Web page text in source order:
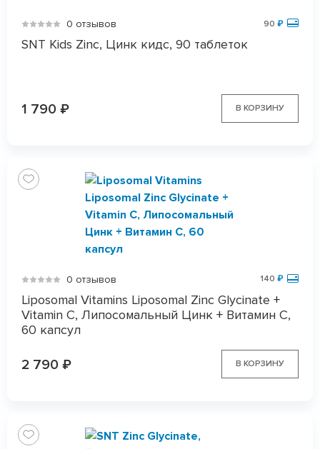
0 отзывов 90 ₽
SNT Kids Zinc, Цинк кидс, 90 таблеток
1 790 ₽ В КОРЗИНУ
0 отзывов 140 ₽
Liposomal Vitamins Liposomal Zinc Glycinate +
Vitamin C, Липосомальный Цинк + Витамин С,
60 капсул
2 790 ₽ В КОРЗИНУ